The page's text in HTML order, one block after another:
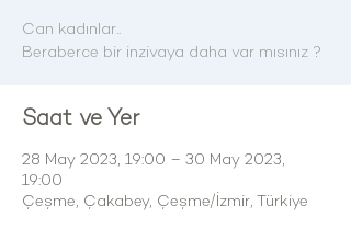
Can kadınlar..
Beraberce bir inzivaya daha var mısınız ?
Saat ve Yer
28 May 2023, 19:00 – 30 May 2023,
19:00
Çeşme, Çakabey, Çeşme/İzmir, Türkiye